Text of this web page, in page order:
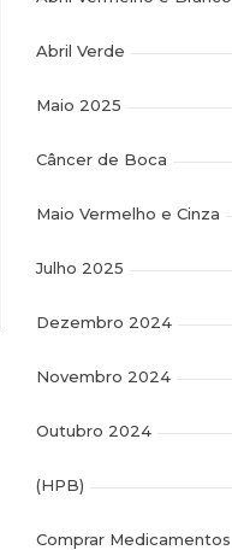
Abril Verde
Maio 2025
Câncer de Boca
Maio Vermelho e Cinza
Julho 2025
Dezembro 2024
Novembro 2024
Outubro 2024
(HPB)
Comprar Medicamentos